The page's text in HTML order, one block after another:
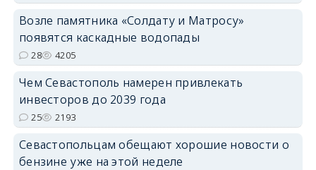
Возле памятника «Солдату и Матросу»
появятся каскадные водопады
28 4205
Чем Севастополь намерен привлекать
инвесторов до 2039 года
25 2193
Севастопольцам обещают хорошие новости о
бензине уже на этой неделе